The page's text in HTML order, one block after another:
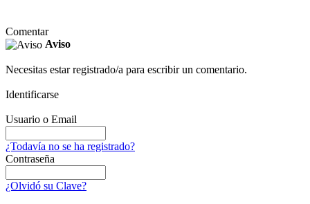
Comentar
Aviso
Necesitas estar registrado/a para escribir un comentario.
Identificarse
Usuario o Email
¿Todavía no se ha registrado?
Contraseña
¿Olvidó su Clave?